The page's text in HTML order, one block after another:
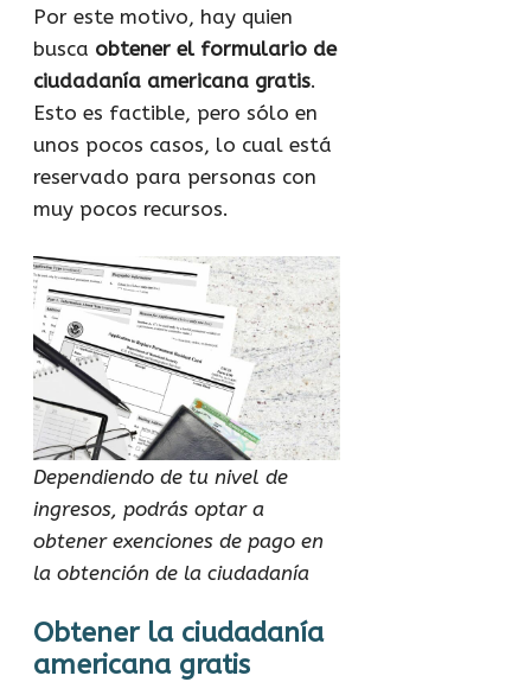
Por este motivo, hay quien
busca obtener el formulario de
ciudadanía americana gratis.
Esto es factible, pero sólo en
unos pocos casos, lo cual está
reservado para personas con
muy pocos recursos.
Dependiendo de tu nivel de
ingresos, podrás optar a
obtener exenciones de pago en
la obtención de la ciudadanía
Obtener la ciudadanía
americana gratis